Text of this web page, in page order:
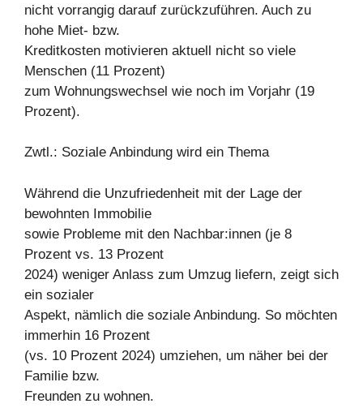
nicht vorrangig darauf zurückzuführen. Auch zu
hohe Miet- bzw.
Kreditkosten motivieren aktuell nicht so viele
Menschen (11 Prozent)
zum Wohnungswechsel wie noch im Vorjahr (19
Prozent).
Zwtl.: Soziale Anbindung wird ein Thema
Während die Unzufriedenheit mit der Lage der
bewohnten Immobilie
sowie Probleme mit den Nachbar:innen (je 8
Prozent vs. 13 Prozent
2024) weniger Anlass zum Umzug liefern, zeigt sich
ein sozialer
Aspekt, nämlich die soziale Anbindung. So möchten
immerhin 16 Prozent
(vs. 10 Prozent 2024) umziehen, um näher bei der
Familie bzw.
Freunden zu wohnen.